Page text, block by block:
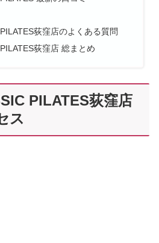
荻窪店のよくある質問
荻窪店 総まとめ
PILATES荻窪店
ス